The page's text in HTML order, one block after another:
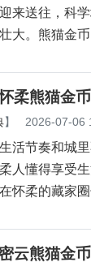
来送往，科
大。熊猫金
柔熊猫金
】 2026-07-06
活节奏和城
懂得享受生
怀柔的藏家
云熊猫金